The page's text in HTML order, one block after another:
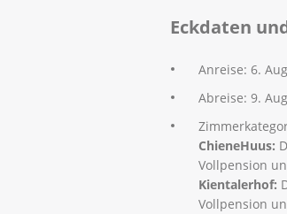
Eckdaten
Anreise: 6.
Abreise: 9.
ChieneHuus:
Vollpension
Kientalerhof:
Vollpension